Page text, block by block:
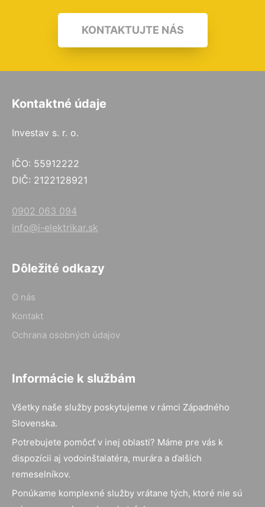
KONTAKTUJTE NÁS
Kontaktné údaje
Investav s. r. o.
IČO: 55912222
DIČ: 2122128921
0902 063 094
info@i-elektrikar.sk
Dôležité odkazy
O nás
Kontakt
Ochrana osobných údajov
Informácie k službám
Všetky naše služby poskytujeme v rámci Západného
Slovenska.
Potrebujete pomôcť v inej oblasti? Máme pre vás k
dispozícii aj vodoinštalatéra, murára a ďalších
remeselníkov.
Ponúkame komplexné služby vrátane tých, ktoré nie sú